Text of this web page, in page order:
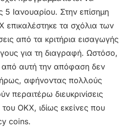
5 Ιανουαρίου. Στην επίσημη
επικαλέστηκε τα σχόλια των
από τα κριτήρια εισαγωγής
για τη διαγραφή. Ωστόσο,
από αυτή την απόφαση δεν
αφήνοντας πολλούς
περαιτέρω διευκρινίσεις
του OKX, ιδίως εκείνες που
coins.